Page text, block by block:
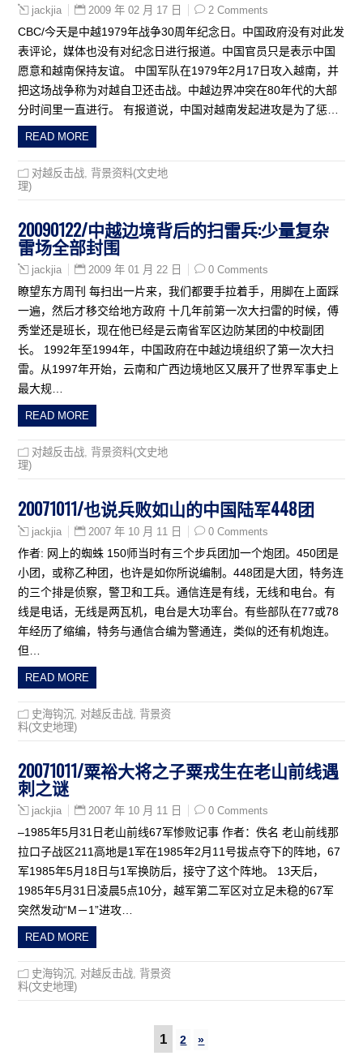
jackjia 2009 年 02 月 17 日 2 Comments
CBC/今天是中越1979年战争30周年纪念日。中国政府没有对此发
表评论，媒体也没有对纪念日进行报道。中国官员只是表示中国
愿意和越南保持友谊。 中国军队在1979年2月17日攻入越南，并
把这场战争称为对越自卫还击战。中越边界冲突在80年代的大部
分时间里一直进行。 有报道说，中国对越南发起进攻是为了惩…
READ MORE
对越反击战 背景资料(文史地
理)
20090122/中越边境背后的扫雷兵:少量复杂
雷场全部封围
jackjia 2009 年 01 月 22 日 0 Comments
瞭望东方周刊 每扫出一片来，我们都要手拉着手，用脚在上面踩
一遍，然后才移交给地方政府 十几年前第一次大扫雷的时候，傅
秀堂还是班长，现在他已经是云南省军区边防某团的中校副团
长。 1992年至1994年，中国政府在中越边境组织了第一次大扫
雷。从1997年开始，云南和广西边境地区又展开了世界军事史上
最大规…
READ MORE
对越反击战 背景资料(文史地
理)
20071011/也说兵败如山的中国陆军448团
jackjia 2007 年 10 月 11 日 0 Comments
作者: 网上的蜘蛛 150师当时有三个步兵团加一个炮团。450团是
小团，或称乙种团，也许是如你所说编制。448团是大团，特务连
的三个排是侦察，警卫和工兵。通信连是有线，无线和电台。有
线是电话，无线是两瓦机，电台是大功率台。有些部队在77或78
年经历了缩编，特务与通信合编为警通连，类似的还有机炮连。
但…
READ MORE
史海钩沉 对越反击战 背景资
料(文史地理)
20071011/粟裕大将之子粟戎生在老山前线遇
刺之谜
jackjia 2007 年 10 月 11 日 0 Comments
–1985年5月31日老山前线67军惨败记事 作者：佚名 老山前线那
拉口子战区211高地是1军在1985年2月11号拔点夺下的阵地，67
军1985年5月18日与1军换防后，接守了这个阵地。 13天后，
1985年5月31日凌晨5点10分，越军第二军区对立足未稳的67军
突然发动“M－1”进攻…
READ MORE
史海钩沉 对越反击战 背景资
料(文史地理)
1 2 »